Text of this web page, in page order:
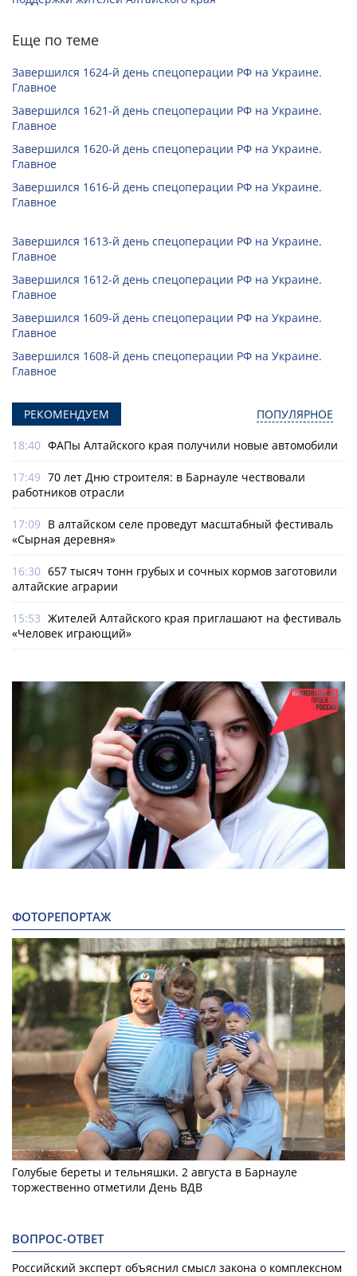
Еще по теме
Завершился 1624-й день спецоперации РФ на Украине.
Главное
Завершился 1621-й день спецоперации РФ на Украине.
Главное
Завершился 1620-й день спецоперации РФ на Украине.
Главное
Завершился 1616-й день спецоперации РФ на Украине.
Главное
Завершился 1613-й день спецоперации РФ на Украине.
Главное
Завершился 1612-й день спецоперации РФ на Украине.
Главное
Завершился 1609-й день спецоперации РФ на Украине.
Главное
Завершился 1608-й день спецоперации РФ на Украине.
Главное
РЕКОМЕНДУЕМ ПОПУЛЯРНОЕ
18:40 ФАПы Алтайского края получили новые автомобили
17:49 70 лет Дню строителя: в Барнауле чествовали
работников отрасли
17:09 В алтайском селе проведут масштабный фестиваль
«Сырная деревня»
16:30 657 тысяч тонн грубых и сочных кормов заготовили
алтайские аграрии
15:53 Жителей Алтайского края приглашают на фестиваль
«Человек играющий»
ФОТОРЕПОРТАЖ
Голубые береты и тельняшки. 2 августа в Барнауле
торжественно отметили День ВДВ
ВОПРОС-ОТВЕТ
Российский эксперт объяснил смысл закона о комплексном